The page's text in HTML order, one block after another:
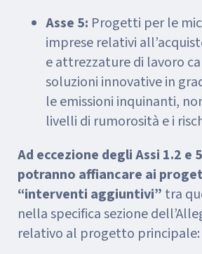
Asse 5: Progetti per le
imprese relativi
e attrezzature di lavoro
soluzioni innovative in
le emissioni inquinanti,
livelli di rumorosità e i
Ad eccezione degli Assi 1.2 e
potranno affiancare ai
“interventi aggiuntivi” tra
nella specifica sezione
relativo al progetto principale: